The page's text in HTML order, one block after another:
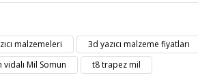
bozuk veya görüntülenemiyor.
eksik bilgiler bulunuyor.
malzemeleri 3d yazıcı malzeme fiyatları
vidalı Mil Somun
t8 trapez mil